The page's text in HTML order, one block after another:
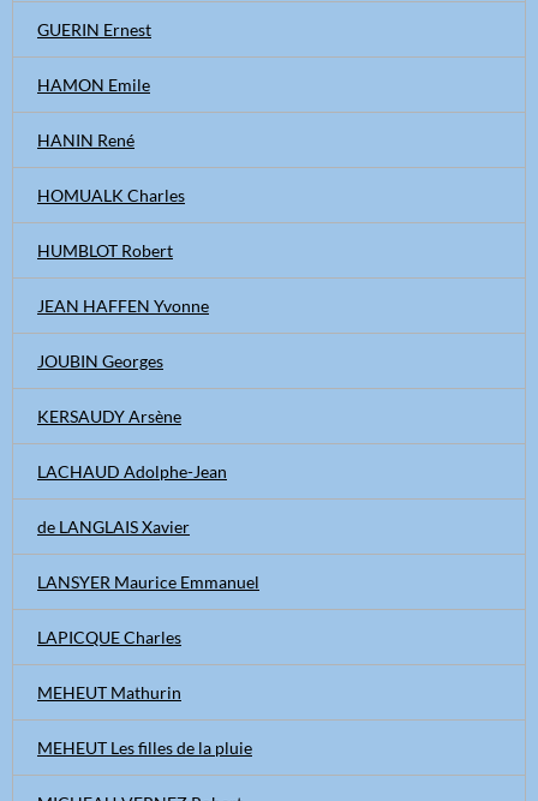
GUERIN Ernest
HAMON Emile
HANIN René
HOMUALK Charles
HUMBLOT Robert
JEAN HAFFEN Yvonne
JOUBIN Georges
KERSAUDY Arsène
LACHAUD Adolphe-Jean
de LANGLAIS Xavier
LANSYER Maurice Emmanuel
LAPICQUE Charles
MEHEUT Mathurin
MEHEUT Les filles de la pluie